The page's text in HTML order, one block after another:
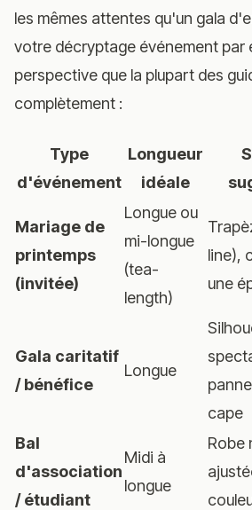
les mêmes attentes qu'un gala
votre décryptage événement par
perspective que la plupart des
complètement :
Type
d'événement
Longueur
idéale
Mariage de
printemps
(invitée)
Longue ou
mi-longue
(tea-
length)
line),
une
Gala caritatif
/ bénéfice
Longue
cape
Bal
d'association
/ étudiant
Midi à
longue
Robe